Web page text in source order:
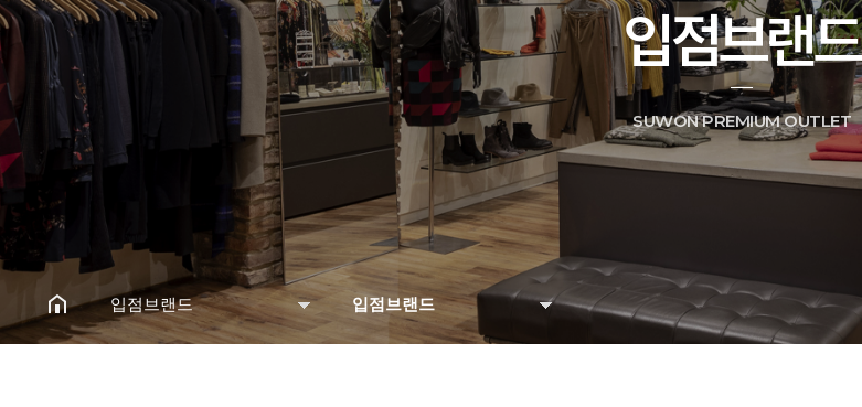
입점브랜드
SUWON PREMIUM OUTLET
입점브랜드 입점브랜드